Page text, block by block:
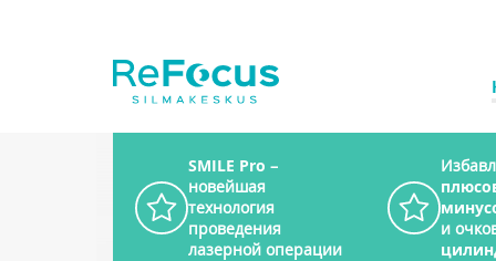
SMILE Pro –
новейшая
технология
проведения
лазерной операции
и